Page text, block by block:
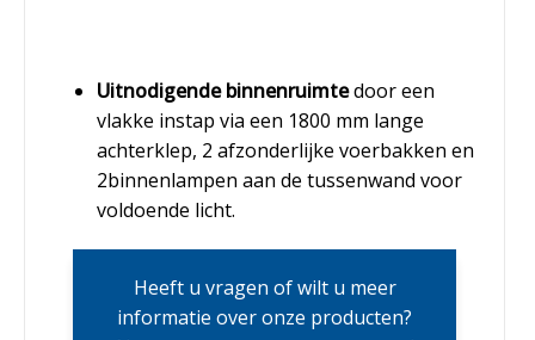
Uitnodigende binnenruimtedoor een
vlakke instap via een 1800 mm lange
achterklep, 2 afzonderlijke voerbakken en
2binnenlampen aan de tussenwand voor
voldoende licht.
Heeft u vragen of wilt u meer
informatie over onze producten?